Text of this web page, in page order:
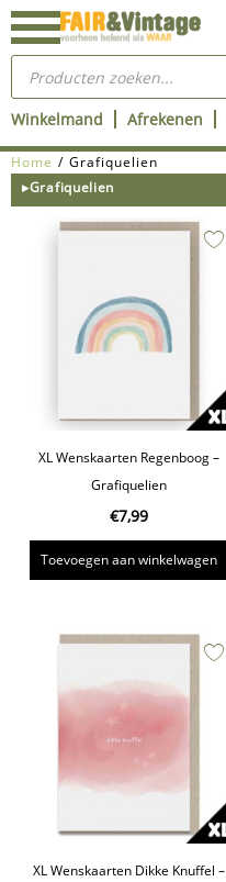
Ga
naar
inhoud
Producten
zoeken
Winkelmand Afrekenen
Home / Grafiquelien
▸Grafiquelien
XL Wenskaarten Regenboog –
Grafiquelien
€7,99
Toevoegen aan winkelwagen
XL Wenskaarten Dikke Knuffel –